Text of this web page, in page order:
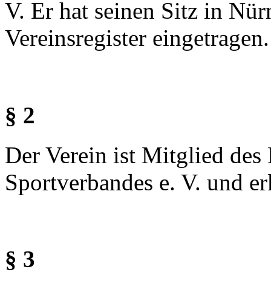
V. Er hat seinen Sitz in
Vereinsregister eingetragen.
§ 2
Der Verein ist Mitglied des
Sportverbandes e. V. und
§ 3